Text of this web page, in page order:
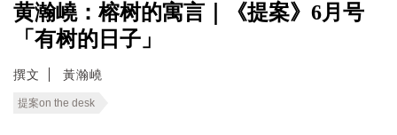
黄瀚嶢：榕树的寓言｜《提案》6月号
「有树的日子」
撰文 黃瀚嶢
提案on the desk